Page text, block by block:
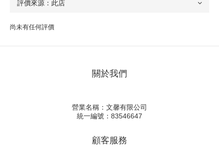
尚未有任何評價
關於我們
營業名稱：文馨有限公司
統一編號：83546647
顧客服務